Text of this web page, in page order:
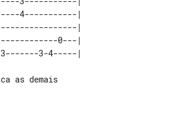
4-----------|
|
0---|